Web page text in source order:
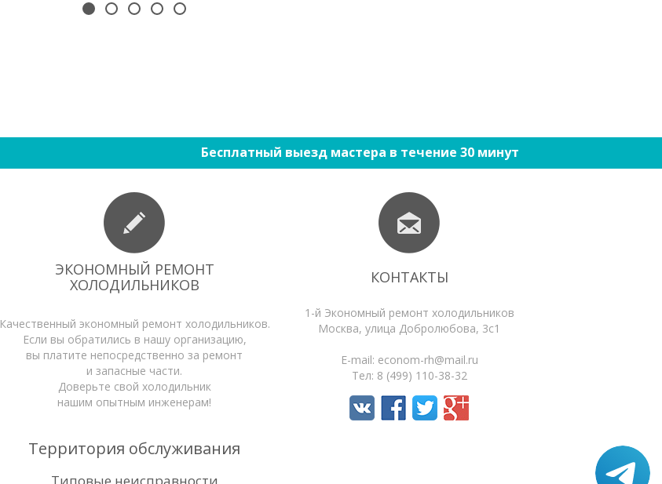
Бесплатный выезд мастера в течение 30 минут
ЭКОНОМНЫЙ РЕМОНТ
ХОЛОДИЛЬНИКОВ
КОНТАКТЫ
Качественный экономный ремонт холодильников.
Если вы обратились в нашу организацию,
вы платите непосредственно за ремонт
и запасные части.
Доверьте свой холодильник
нашим опытным инженерам!
1-й Экономный ремонт холодильников
Москва, улица Добролюбова, 3с1
E-mail: econom-rh@mail.ru
Тел: 8 (499) 110-38-32
Территория обслуживания